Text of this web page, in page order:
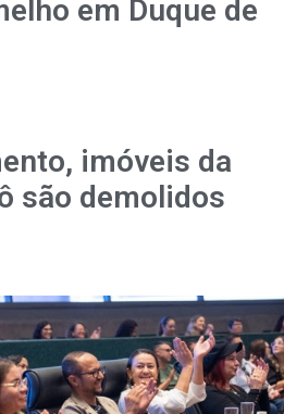
em Duque de
imóveis da
são demolidos